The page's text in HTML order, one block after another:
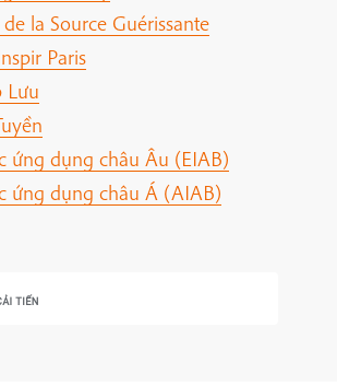
la Source Guérissante
Paris
Lưu
ứng dụng châu Âu (EIAB)
ứng dụng châu Á (AIAB)